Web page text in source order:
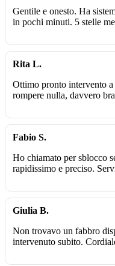
Gentile e onesto. Ha
in pochi minuti. 5 stelle
Rita L.
Ottimo pronto intervento
rompere nulla, davvero
Fabio S.
Ho chiamato per sblocco
rapidissimo e preciso.
Giulia B.
Non trovavo un fabbro
intervenuto subito.